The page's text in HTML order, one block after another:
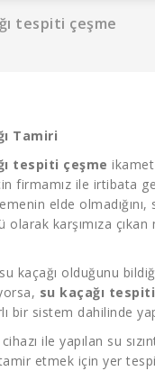
tespiti çeşme
Tamiri
tespiti çeşme ikamet
firmamız ile irtibata
elde
olarak karşımıza
kaçağı olduğunu
su kaçağı tespiti
bir sistem dahilinde
ile yapılan su
tamir etmek için yer